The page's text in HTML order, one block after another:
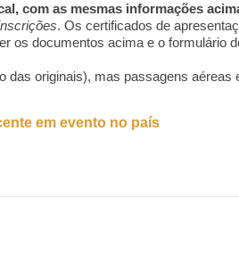
com as mesmas informações
. Os certificados de
documentos acima e o formulário
originais), mas passagens
em evento no país